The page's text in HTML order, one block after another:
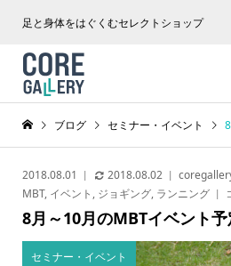
足と身体をはぐくむセレクトショップ
ブログ セミナー・イベント
2018.08.01 2018.08.02
MBT, イベント , ジョギング, ランニング
8月～10月のMBTイベント
セミナー・イベント